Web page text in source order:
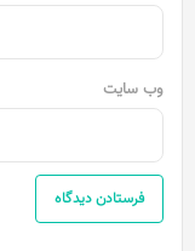
وب‌ سایت